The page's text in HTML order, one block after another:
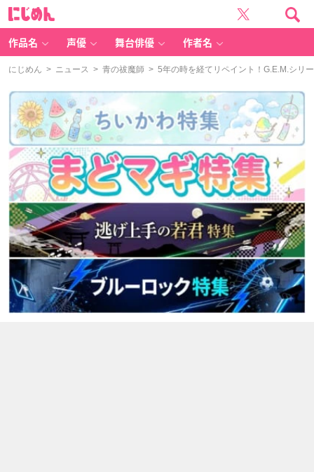
作品名 声優 舞台俳優 作者名
にじめん > ニュース > 青の祓魔師 > 5年の時を経てリペイント！G.E.M.シリ